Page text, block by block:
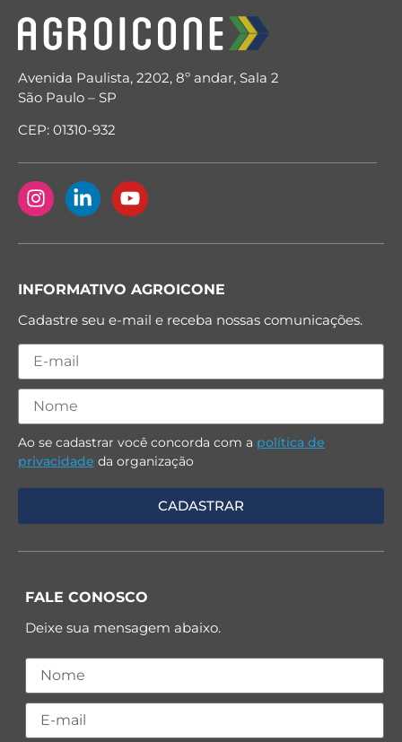
Avenida Paulista, 2202, 8º andar, Sala 2
São Paulo – SP
CEP: 01310-932
INFORMATIVO AGROICONE
Cadastre seu e-mail e receba nossas comunicações.
Ao se cadastrar você concorda com a política de
privacidade da organização
FALE CONOSCO
Deixe sua mensagem abaixo.